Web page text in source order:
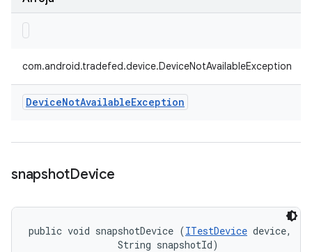
com.android.tradefed.device.DeviceNotAvailableException
DeviceNotAvailableException
snapshotDevice
public void snapshotDevice (ITestDevice device,
                String snapshotId)